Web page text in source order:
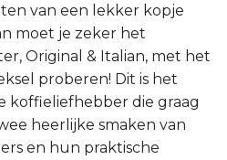
van een lekker kopje
moet je zeker het
Original & Italian, met het
proberen! Dit is het
koffieliefhebber die graag
heerlijke smaken van
en hun praktische